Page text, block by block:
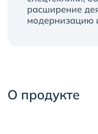
расширение
модернизацию
О продукте